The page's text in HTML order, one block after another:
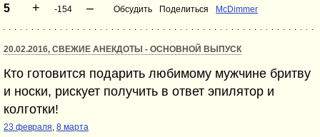
5 + -154 – Обсудить Поделиться McDimmer
20.02.2016, СВЕЖИЕ АНЕКДОТЫ - ОСНОВНОЙ ВЫПУСК
Кто готовится подарить любимому мужчине бритву
и носки, рискует получить в ответ эпилятор и
колготки!
23 февраля, 8 марта